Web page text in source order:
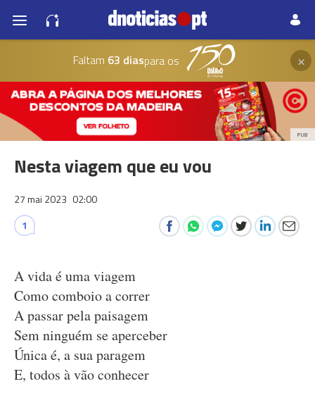
Faltam 63 diaspara os ×
PUB
Nesta viagem que eu vou
27 mai 2023 02:00
1
A vida é uma viagem
Como comboio a correr
A passar pela paisagem
Sem ninguém se aperceber
Única é, a sua paragem
E, todos à vão conhecer